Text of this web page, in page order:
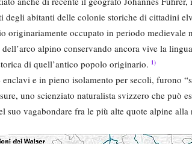
degli abitanti delle colonie storiche di cittadini
originariamente occupato in periodo medievale
alpino conservando ancora vive la
di quell’antico popolo originario. 1)
e in pieno isolamento per secoli, furono
uno scienziato naturalista svizzero che può
suo vagabondare fra le più alte quote alpine alla